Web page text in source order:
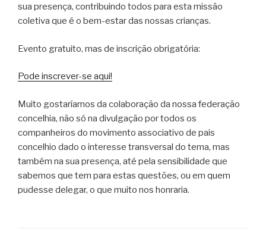
sua presença, contribuindo todos para esta missão
coletiva que é o bem-estar das nossas crianças.
Evento gratuito, mas de inscrição obrigatória:
Pode inscrever-se aqui!
Muito gostaríamos da colaboração da nossa federação
concelhia, não só na divulgação por todos os
companheiros do movimento associativo de pais
concelhio dado o interesse transversal do tema, mas
também na sua presença, até pela sensibilidade que
sabemos que tem para estas questões, ou em quem
pudesse delegar, o que muito nos honraria.